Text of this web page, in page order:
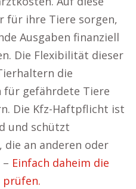
für ihre Tiere sorgen,
Ausgaben finanziell
Die Flexibilität dieser
die
für gefährdete Tiere
Die Kfz-Haftpflicht ist
und schützt
die an anderen oder
Einfach daheim die
prüfen.